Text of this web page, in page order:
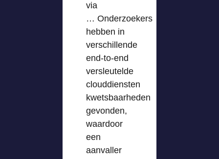
via
… Onderzoekers
hebben in
verschillende
end-to-end
versleutelde
clouddiensten
kwetsbaarheden
gevonden,
waardoor
een
aanvaller